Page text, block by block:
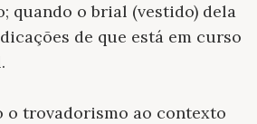
quando o brial (vestido) dela
de que está em curso
o trovadorismo ao contexto